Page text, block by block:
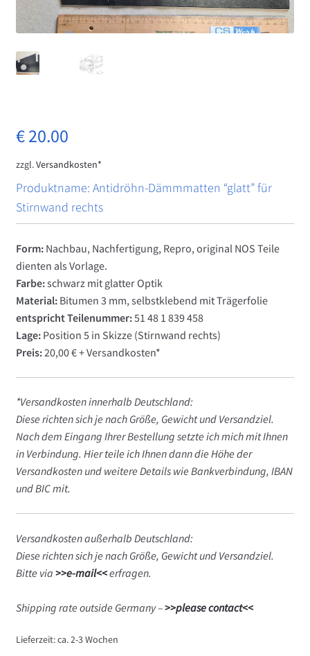
Impressum
Kasse
Vertrag widerrufen
Warenkorb
Was ist CS Werk Bonn?
Widerrufsbelehrung
€20.00
zzgl.Versandkosten*
Produktname: Antidröhn-Dämmmatten “glatt” für
Stirnwand rechts
Form:Nachbau, Nachfertigung, Repro, original NOS Teile
dienten als Vorlage.
Farbe:schwarz mit glatter Optik
Material:Bitumen 3 mm, selbstklebend mit Trägerfolie
entspricht Teilenummer:51 48 1 839 458
Lage:Position 5 in Skizze (Stirnwand rechts)
Preis:20,00 € + Versandkosten*
*Versandkosten innerhalb Deutschland:
Diese richten sich je nach Größe, Gewicht und Versandziel.
Nach dem Eingang Ihrer Bestellung setzte ich mich mit Ihnen
in Verbindung. Hier teile ich Ihnen dann die Höhe der
Versandkosten und weitere Details wie Bankverbindung, IBAN
und BIC mit.
Versandkosten außerhalb Deutschland:
Diese richten sich je nach Größe, Gewicht und Versandziel.
Bitte via >>e-mail<<erfragen.
Shipping rate outside Germany –>>please contact<<
Lieferzeit:ca. 2-3 Wochen